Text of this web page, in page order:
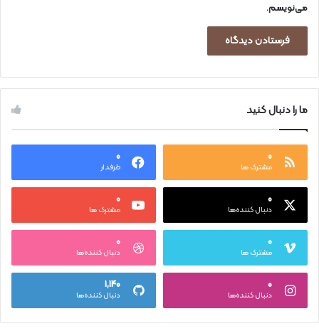
می‌نویسم.
ما را دنبال کنید
۰
مشترک ها
۰
طرفدار
۰
دنبال کننده‌ها
۰
مشترک ها
۰
مشترک ها
۰
دنبال کننده‌ها
۰
دنبال کننده‌ها
۱,۱۴۰
دنبال کننده‌ها